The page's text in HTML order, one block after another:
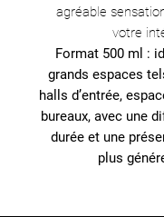
agréable
votre
Format 500 ml :
grands espaces
halls d’entrée,
bureaux, avec une
durée et une
plus